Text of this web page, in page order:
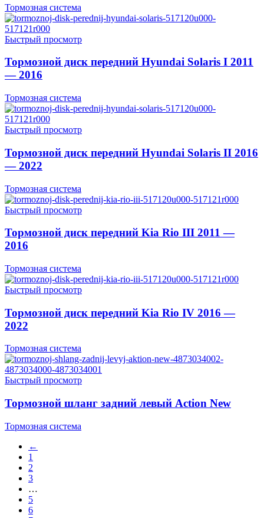
Тормозная система
Быстрый просмотр
Тормозной диск передний Hyundai Solaris I 2011
— 2016
Тормозная система
Быстрый просмотр
Тормозной диск передний Hyundai Solaris II 2016
— 2022
Тормозная система
Быстрый просмотр
Тормозной диск передний Kia Rio III 2011 —
2016
Тормозная система
Быстрый просмотр
Тормозной диск передний Kia Rio IV 2016 —
2022
Тормозная система
Быстрый просмотр
Тормозной шланг задний левый Action New
Тормозная система
←
1
2
3
…
5
6